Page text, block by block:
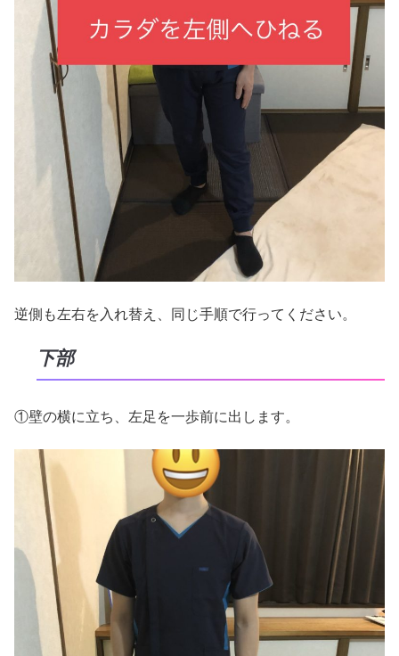
逆側も左右を入れ替え、同じ手順で行ってください。
下部
①壁の横に立ち、左足を一歩前に出します。